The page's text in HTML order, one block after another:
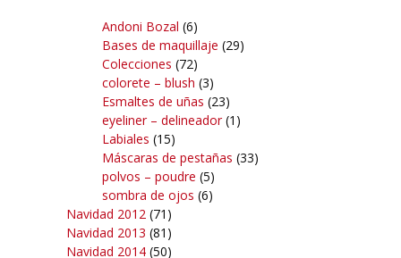
Andoni Bozal (6)
Bases de maquillaje (29)
Colecciones (72)
colorete – blush (3)
Esmaltes de uñas (23)
eyeliner – delineador(1)
Labiales (15)
Máscaras de pestañas (33)
polvos – poudre (5)
sombra de ojos (6)
Navidad 2012 (71)
Navidad 2013 (81)
Navidad 2014 (50)